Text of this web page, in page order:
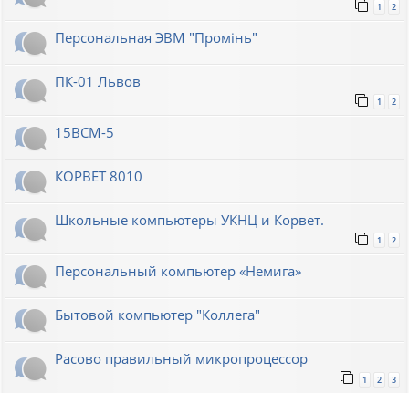
1 2
Персональная ЭВМ "Промiнь"
ПК-01 Львов
1 2
15ВСМ-5
КОРВЕТ 8010
Школьные компьютеры УКНЦ и Корвет.
1 2
Персональный компьютер «Немига»
Бытовой компьютер "Коллега"
Расово правильный микропроцессор
1 2 3